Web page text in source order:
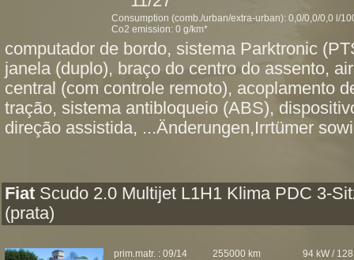
Consumption (comb./urban/extra-urban): 0,0/0,0/0,0 l/
Co2 emission: 0 g/km*
computador de bordo, sistema Parktronic
janela (duplo), braço do centro do assento,
central (com controle remoto), acoplamento
tração, sistema antibloqueio (ABS),
direção assistida, ...Änderungen,Irrtümer
Fiat Scudo 2.0 Multijet L1H1 Klima PDC 3-
(prata)
prim.matr. : 09/14 255000 km 94 kW /